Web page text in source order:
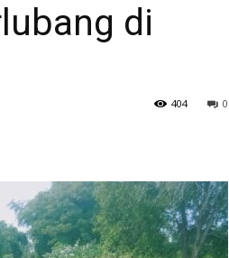
di
0
404